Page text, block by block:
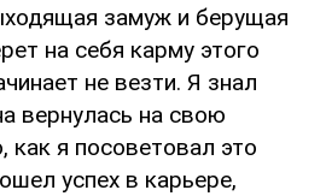
замуж и берущая
на себя карму этого
не везти. Я знал
вернулась на свою
я посоветовал это
успех в карьере,